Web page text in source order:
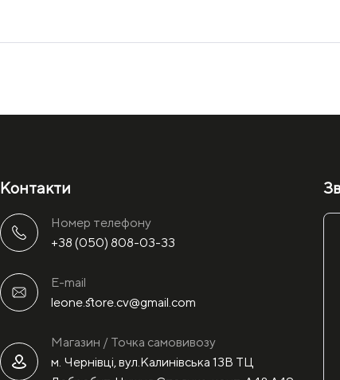
Контакти
Номер телефону
+38 (050) 808-03-33
E-mail
leone.store.cv@gmail.com
Магазин / Точка самовивозу
м. Чернівці, вул.Калинівська 13В ТЦ